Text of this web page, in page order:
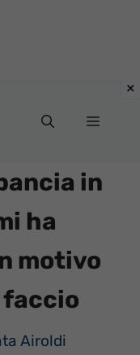
Menu
in
ha
motivo
faccio
Airoldi